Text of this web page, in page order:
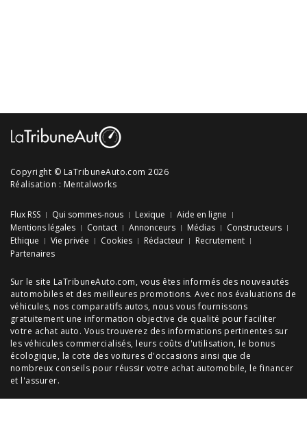
Copyright © LaTribuneAuto.com 2026
Réalisation : Mentalworks
Flux RSS Qui sommes-nous Lexique
Aide en ligne
Mentions légales
Contact Annonceurs Médias
Constructeurs
Ethique
Vie privée Cookies Rédacteur
Recrutement
Partenaires
Sur le site LaTribuneAuto.com, vous êtes informés des nouveautés
automobiles et des meilleures promotions. Avec nos évaluations de
véhicules, nos comparatifs autos, nous vous fournissons
gratuitement une information objective de qualité pour faciliter
votre achat auto. Vous trouverez des informations pertinentes sur
les véhicules commercialisés, leurs coûts d'utilisation, le bonus
écologique, la cote des voitures d'occasions ainsi que de
nombreux conseils pour réussir votre achat automobile, le financer
et l'assurer.